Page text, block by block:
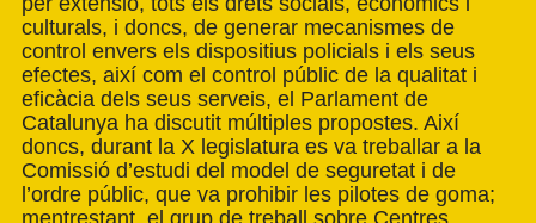
culturals, i doncs, de generar mecanismes de
control envers els dispositius policials i els seus
efectes, així com el control públic de la qualitat i
eficàcia dels seus serveis, el Parlament de
Catalunya ha discutit múltiples propostes. Així
doncs, durant la X legislatura es va treballar a la
Comissió d’estudi del model de seguretat i de
l’ordre públic, que va prohibir les pilotes de goma;